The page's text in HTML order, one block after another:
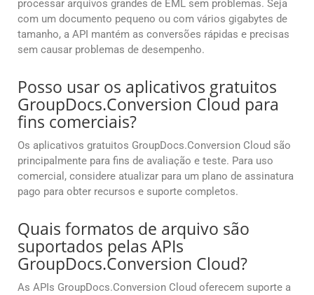
processar arquivos grandes de EML sem problemas. Seja
com um documento pequeno ou com vários gigabytes de
tamanho, a API mantém as conversões rápidas e precisas
sem causar problemas de desempenho.
Posso usar os aplicativos gratuitos
GroupDocs.Conversion Cloud para
fins comerciais?
Os aplicativos gratuitos GroupDocs.Conversion Cloud são
principalmente para fins de avaliação e teste. Para uso
comercial, considere atualizar para um plano de assinatura
pago para obter recursos e suporte completos.
Quais formatos de arquivo são
suportados pelas APIs
GroupDocs.Conversion Cloud?
As APIs GroupDocs.Conversion Cloud oferecem suporte a